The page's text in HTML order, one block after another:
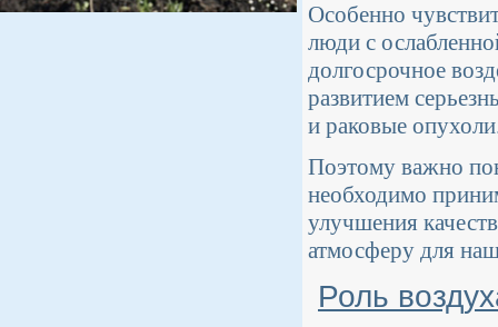
Особенно
люди с
долгосрочное
развитием
и раковые
Поэтому важно
необходимо
улучшения
атмосферу для
Роль